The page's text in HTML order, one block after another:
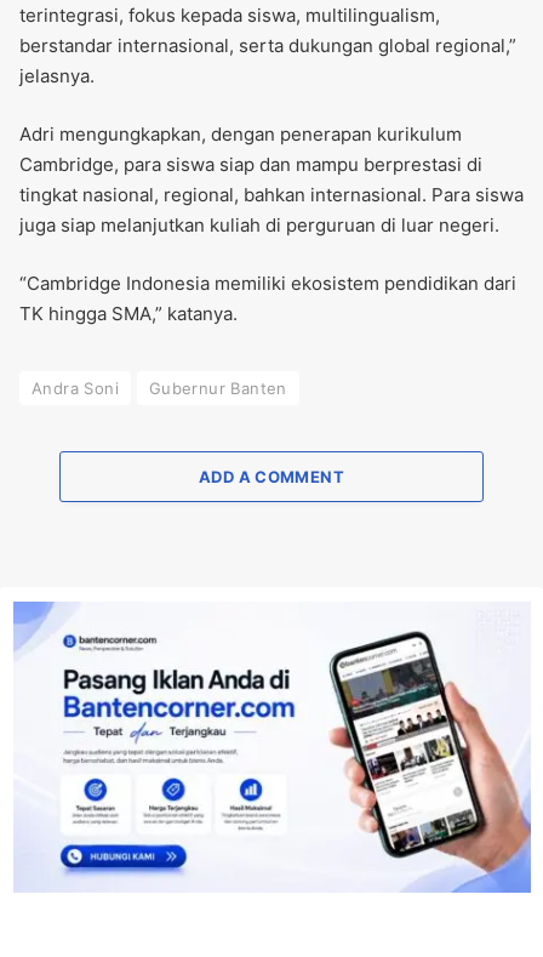
terintegrasi, fokus kepada siswa, multilingualism,
berstandar internasional, serta dukungan global regional,”
jelasnya.
Adri mengungkapkan, dengan penerapan kurikulum
Cambridge, para siswa siap dan mampu berprestasi di
tingkat nasional, regional, bahkan internasional. Para siswa
juga siap melanjutkan kuliah di perguruan di luar negeri.
“Cambridge Indonesia memiliki ekosistem pendidikan dari
TK hingga SMA,” katanya.
Andra Soni Gubernur Banten
ADD A COMMENT